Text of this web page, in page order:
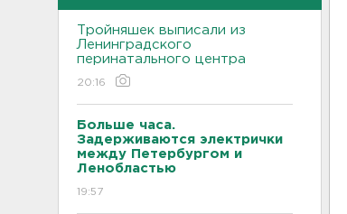
Тройняшек выписали из
Ленинградского
перинатального центра
20:16
Больше часа.
Задерживаются электрички
между Петербургом и
Ленобластью
19:57